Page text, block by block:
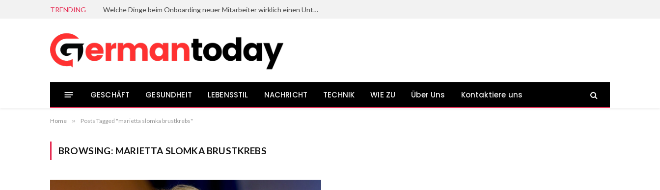
TRENDING Welche Dinge beim Onboarding neuer Mitarbeiter wirklich einen Unterschied bewirken
GESCHÄFT GESUNDHEIT LEBENSSTIL NACHRICHT TECHNIK WIE ZU Über Uns Kontaktiere uns
Home » Posts Tagged "marietta slomka brustkrebs"
BROWSING: MARIETTA SLOMKA BRUSTKREBS